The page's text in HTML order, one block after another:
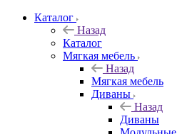
Каталог
Назад
Каталог
Мягкая мебель
Назад
Мягкая мебель
Диваны
Назад
Диваны